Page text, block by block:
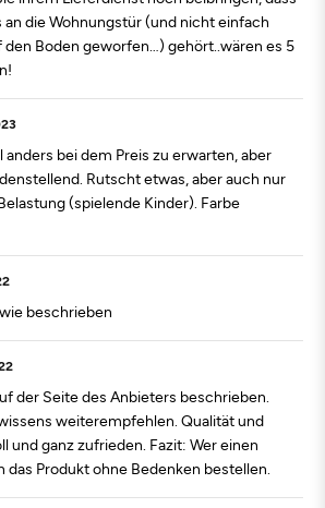
die Wohnungstür (und nicht einfach
den Boden geworfen…) gehört..wären es 5
bei dem Preis zu erwarten, aber
Rutscht etwas, aber auch nur
(spielende Kinder). Farbe
beschrieben
der Seite des Anbieters beschrieben.
weiterempfehlen. Qualität und
und ganz zufrieden. Fazit: Wer einen
das Produkt ohne Bedenken bestellen.